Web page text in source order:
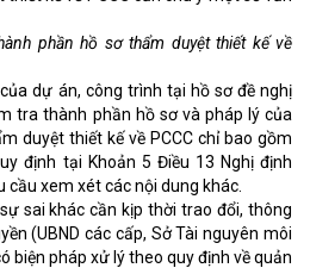
phần hồ sơ thẩm duyệt thiết kế về
dự án, công trình tại hồ sơ đề nghị
tra thành phần hồ sơ và pháp lý của
duyệt thiết kế về PCCC chỉ bao gồm
định tại Khoản 5 Điều 13 Nghị định
xem xét các nội dung khác.
sai khác cần kịp thời trao đổi, thông
(UBND các cấp, Sở Tài nguyên môi
biện pháp xử lý theo quy định về quản